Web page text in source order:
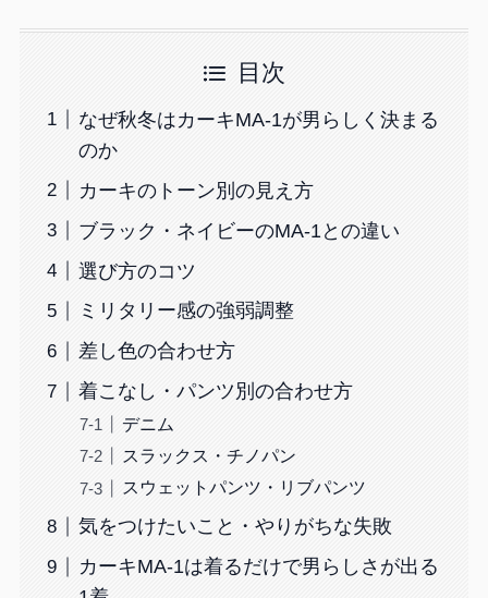
目次
なぜ秋冬はカーキMA-1が男らしく決まる
のか
カーキのトーン別の見え方
ブラック・ネイビーのMA-1との違い
選び方のコツ
ミリタリー感の強弱調整
差し色の合わせ方
着こなし・パンツ別の合わせ方
デニム
スラックス・チノパン
スウェットパンツ・リブパンツ
気をつけたいこと・やりがちな失敗
カーキMA-1は着るだけで男らしさが出る